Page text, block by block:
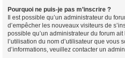
Pourquoi ne puis-je pas m’inscrire ?
Il est possible qu’un administrateur du
d’empêcher les nouveaux visiteurs de
possible qu’un administrateur du forum
l’utilisation du nom d’utilisateur que vous
d’informations, veuillez contacter un